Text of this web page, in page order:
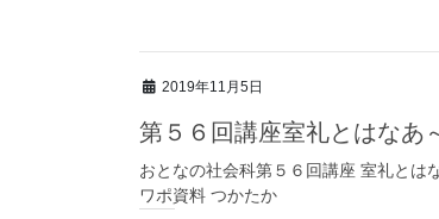
2019年11月5日
第５６回講座室礼とはなあ
おとなの社会科第５６回講座 室礼とは
ワポ資料 つかたか